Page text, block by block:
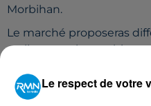
Morbihan.
Le marché proposeras
en lien avec les
Chevaliers, fées, pirates,
pour tous !Le respect de votre